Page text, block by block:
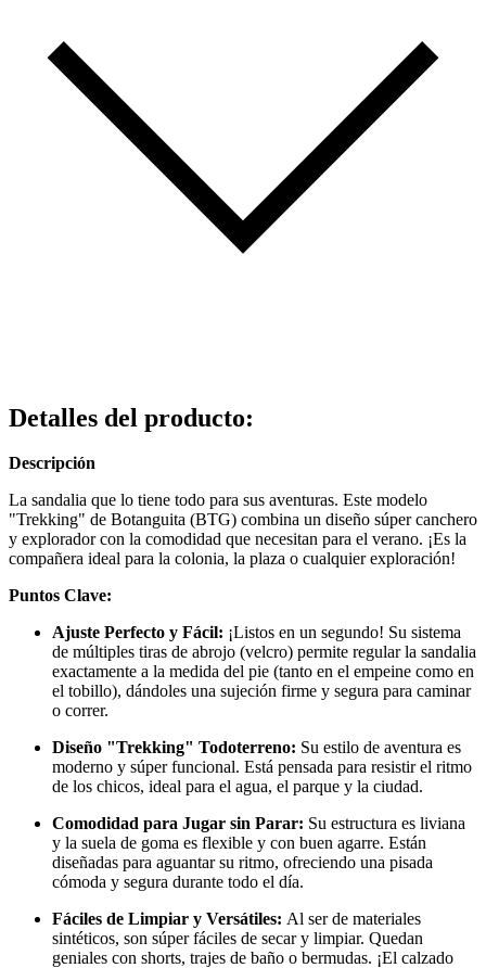
Detalles del producto:
Descripción
La sandalia que lo tiene todo para sus aventuras. Este modelo
"Trekking" de Botanguita (BTG) combina un diseño súper canchero
y explorador con la comodidad que necesitan para el verano. ¡Es la
compañera ideal para la colonia, la plaza o cualquier exploración!
Puntos Clave:
Ajuste Perfecto y Fácil: ¡Listos en un segundo! Su sistema
de múltiples tiras de abrojo (velcro) permite regular la sandalia
exactamente a la medida del pie (tanto en el empeine como en
el tobillo), dándoles una sujeción firme y segura para caminar
o correr.
Diseño "Trekking" Todoterreno: Su estilo de aventura es
moderno y súper funcional. Está pensada para resistir el ritmo
de los chicos, ideal para el agua, el parque y la ciudad.
Comodidad para Jugar sin Parar: Su estructura es liviana
y la suela de goma es flexible y con buen agarre. Están
diseñadas para aguantar su ritmo, ofreciendo una pisada
cómoda y segura durante todo el día.
Fáciles de Limpiar y Versátiles: Al ser de materiales
sintéticos, son súper fáciles de secar y limpiar. Quedan
geniales con shorts, trajes de baño o bermudas. ¡El calzado